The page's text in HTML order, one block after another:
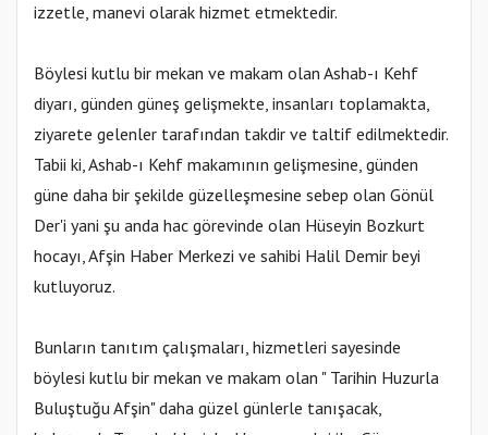
izzetle, manevi olarak hizmet etmektedir.
Böylesi kutlu bir mekan ve makam olan Ashab-ı Kehf
diyarı, günden güneş gelişmekte, insanları toplamakta,
ziyarete gelenler tarafından takdir ve taltif edilmektedir.
Tabii ki, Ashab-ı Kehf makamının gelişmesine, günden
güne daha bir şekilde güzelleşmesine sebep olan Gönül
Der'i yani şu anda hac görevinde olan Hüseyin Bozkurt
hocayı, Afşin Haber Merkezi ve sahibi Halil Demir beyi
kutluyoruz.
Bunların tanıtım çalışmaları, hizmetleri sayesinde
böylesi kutlu bir mekan ve makam olan " Tarihin Huzurla
Buluştuğu Afşin" daha güzel günlerle tanışacak,